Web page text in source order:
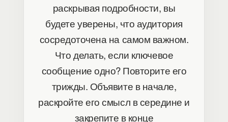
раскрывая подробности, вы
будете уверены, что аудитория
сосредоточена на самом важном.
Что делать, если ключевое
сообщение одно? Повторите его
трижды. Объявите в начале,
раскройте его смысл в середине и
закрепите в конце